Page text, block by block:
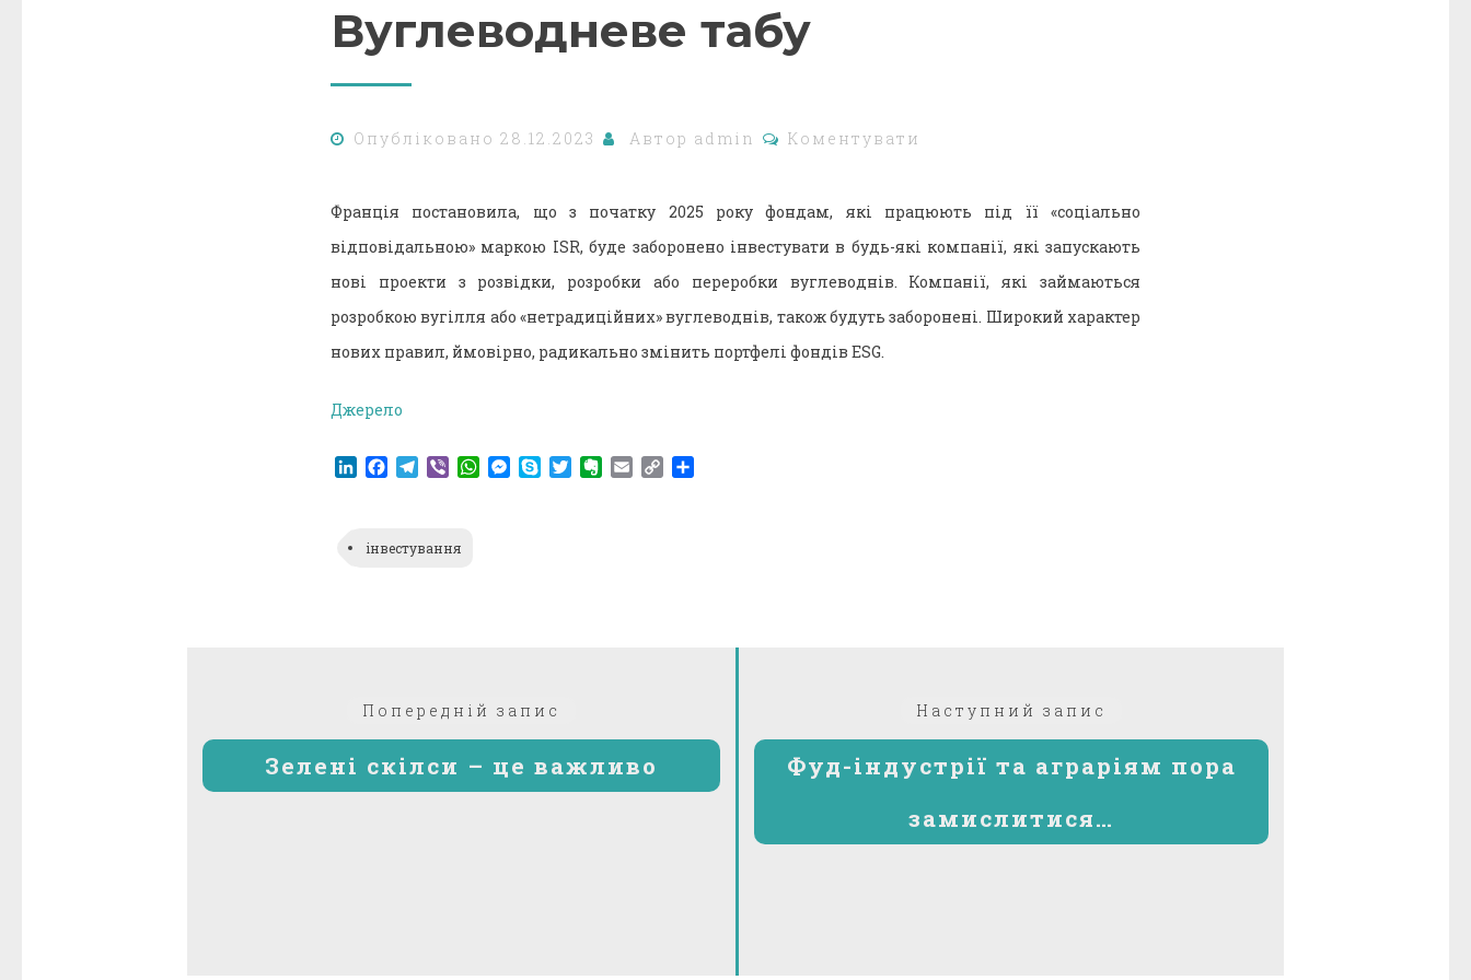
Вуглеводневе табу
Опубліковано 28.12.2023 Автор admin Коментувати
Франція постановила, що з початку 2025 року фондам, які працюють під її «соціально
відповідальною» маркою ISR, буде заборонено інвестувати в будь-які компанії, які запускають
нові проекти з розвідки, розробки або переробки вуглеводнів. Компанії, які займаються
розробкою вугілля або «нетрадиційних» вуглеводнів, також будуть заборонені. Широкий характер
нових правил, ймовірно, радикально змінить портфелі фондів ESG.
Джерело
LinkedIn
Facebook
Telegram
ViberWhatsApp
Messenger
SkypeTwitterEvernote
EmailCopy
інвестування
Попередній запис
Зелені скілси – це важливо
Наступний запис
запис:
Фуд-індустрії та аграріям пора
замислитися…